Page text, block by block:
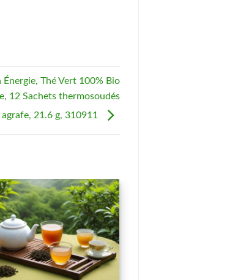
Thé Vert 100% Bio
12 Sachets thermosoudés
21.6 g, 310911